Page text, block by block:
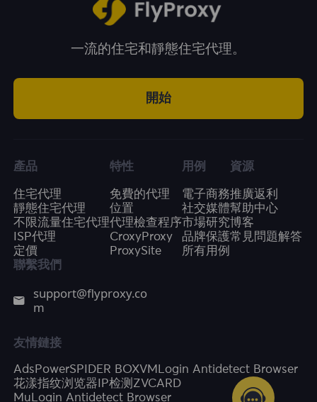
一流的住宅和靜態住宅代理。
開始
產品
住宅代理
靜態住宅代理
不限流量住宅代理
ISP代理
定價
特性
免費的代理
位置
代理檢查程序
CroxyProxy
ProxySite
用例
電子商務
社交媒體
市場研究
品牌保護
所有用例
資源
推廣返利
幫助中心
博客
常見問題解答
聯繫我們
support@flyproxy.co
m
友情鏈接
AdsPowerSPIDER BOXVMLogin Antidetect Browser
花漾指纹浏览器 IP检测 ZVCARD
MuLogin Antidetect Browser